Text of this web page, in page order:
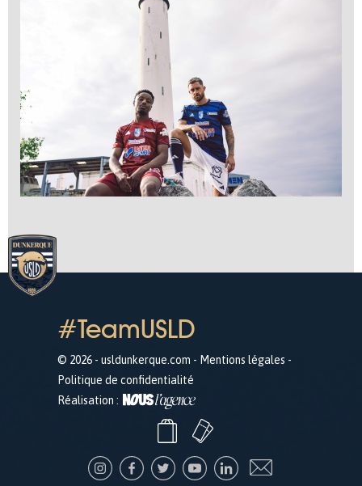
#TeamUSLD
© 2026 - usldunkerque.com - Mentions légales -
Politique de confidentialité
Réalisation :